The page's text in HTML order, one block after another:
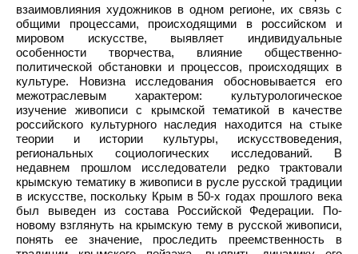
взаимовлияния художников в одном регионе, их связь с
общими процессами, происходящими в российском и
мировом искусстве, выявляет индивидуальные
особенности творчества, влияние общественно-
политической обстановки и процессов, происходящих в
культуре. Новизна исследования обосновывается его
межотраслевым характером: культурологическое
изучение живописи с крымской тематикой в качестве
российского культурного наследия находится на стыке
теории и истории культуры, искусствоведения,
региональных социологических исследований. В
недавнем прошлом исследователи редко трактовали
крымскую тематику в живописи в русле русской традиции
в искусстве, поскольку Крым в 50-х годах прошлого века
был выведен из состава Российской Федерации. По-
новому взглянуть на крымскую тему в русской живописи,
понять ее значение, проследить преемственность в